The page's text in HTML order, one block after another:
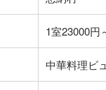
1室23000円
中華料理ビ